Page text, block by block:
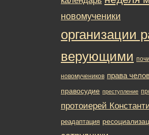
новомученики
организации
верующими
новомучеников права
правосудие преступление
протоиерей
реадаптация